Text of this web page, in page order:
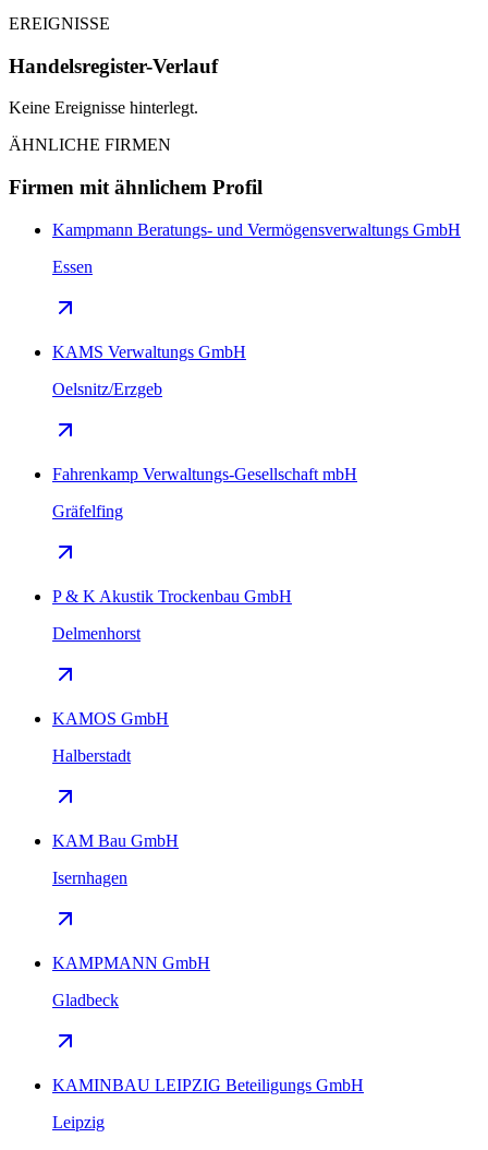
EREIGNISSE
Handelsregister-Verlauf
Keine Ereignisse hinterlegt.
ÄHNLICHE FIRMEN
Firmen mit ähnlichem Profil
Kampmann Beratungs- und Vermögensverwaltungs GmbH
Essen
KAMS Verwaltungs GmbH
Oelsnitz/Erzgeb
Fahrenkamp Verwaltungs-Gesellschaft mbH
Gräfelfing
P & K Akustik Trockenbau GmbH
Delmenhorst
KAMOS GmbH
Halberstadt
KAM Bau GmbH
Isernhagen
KAMPMANN GmbH
Gladbeck
KAMINBAU LEIPZIG Beteiligungs GmbH
Leipzig